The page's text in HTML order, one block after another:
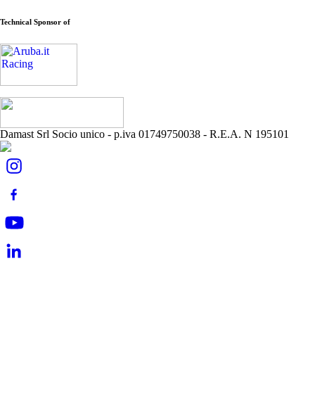
Technical Sponsor of
Damast Srl Socio unico - p.iva 01749750038 - R.E.A. N 195101